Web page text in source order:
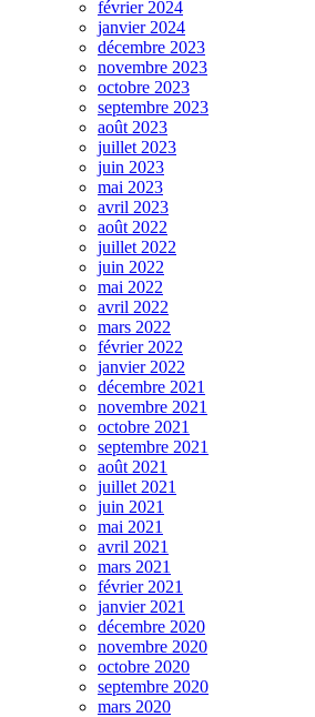
février 2024
janvier 2024
décembre 2023
novembre 2023
octobre 2023
septembre 2023
août 2023
juillet 2023
juin 2023
mai 2023
avril 2023
août 2022
juillet 2022
juin 2022
mai 2022
avril 2022
mars 2022
février 2022
janvier 2022
décembre 2021
novembre 2021
octobre 2021
septembre 2021
août 2021
juillet 2021
juin 2021
mai 2021
avril 2021
mars 2021
février 2021
janvier 2021
décembre 2020
novembre 2020
octobre 2020
septembre 2020
mars 2020